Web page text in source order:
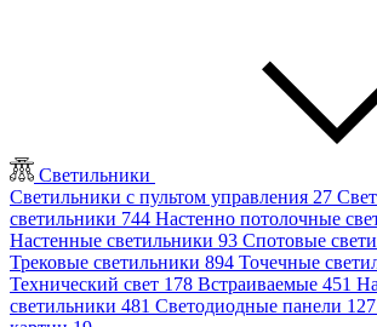
Светильники
Светильники с пультом управления 27
светильники 744 Настенно потолочные
Настенные светильники 93 Спотовые
Трековые светильники 894 Точечные
Технический свет 178 Встраиваемые 451
светильники 481 Светодиодные панели 127